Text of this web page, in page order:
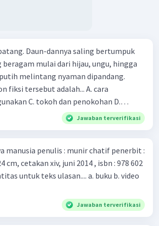
virus corona yang menjadi
persebarannya sangat cepat. C.
kesehatan dalam menghadapi
di Indonesia, D. Virus corona
manusia.
Daun-dannya saling bertumpuk
mulai dari hijau, ungu, hingga
melintang nyaman dipandang.
tersebut adalah... A. cara
C. tokoh dan penokohan D.
Jawaban terverifikasi
Jawaban terverifikasi